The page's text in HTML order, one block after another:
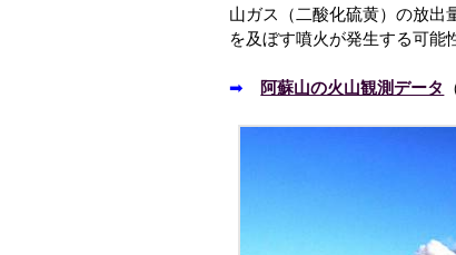
山ガス（二酸化硫黄）の放出
を及ぼす噴火が発生する可能
➡ 阿蘇山の火山観測データ